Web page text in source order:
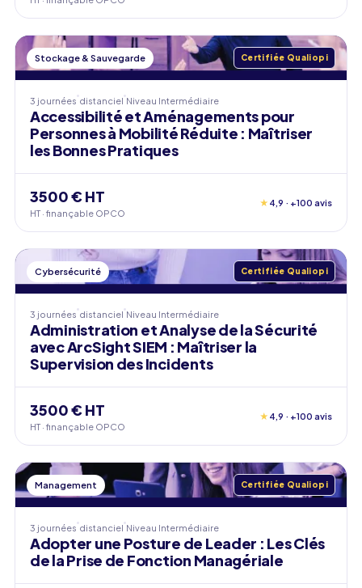
Stockage & Sauvegarde Certifiée Qualiopi
3 journées distanciel Niveau Intermédiaire
Accessibilité et Aménagements pour
Personnes à Mobilité Réduite : Maîtriser
les Bonnes Pratiques
3500 € HT
HT · finançable OPCO
★ 4,9 · +100 avis
Cybersécurité Certifiée Qualiopi
3 journées distanciel Niveau Intermédiaire
Administration et Analyse de la Sécurité
avec ArcSight SIEM : Maîtriser la
Supervision des Incidents
3500 € HT
HT · finançable OPCO
★ 4,9 · +100 avis
Management Certifiée Qualiopi
3 journées distanciel Niveau Intermédiaire
Adopter une Posture de Leader : Les Clés
de la Prise de Fonction Managériale